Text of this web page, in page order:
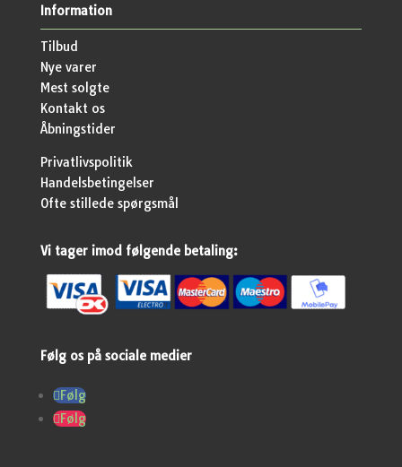
Information
Tilbud
Nye varer
Mest solgte
Kontakt os
Åbningstider
Privatlivspolitik
Handelsbetingelser
Ofte stillede spørgsmål
Vi tager imod følgende betaling:
Følg os på sociale medier
Følg
Følg